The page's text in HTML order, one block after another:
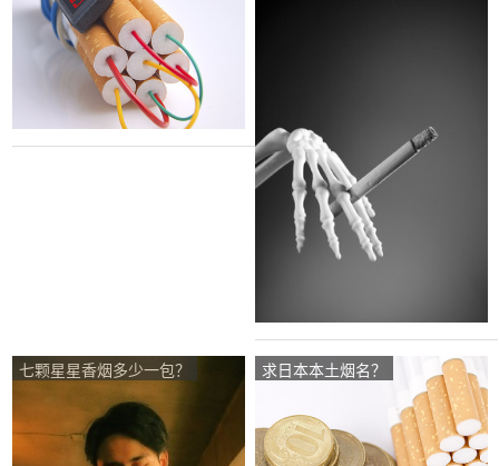
饮料行业仅一家受邀，为何是
山西汾酒？
七颗星星香烟多少一包？ 求日本本土烟名？